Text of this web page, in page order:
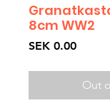
8cm WW2
SEK 0.00Price
Out